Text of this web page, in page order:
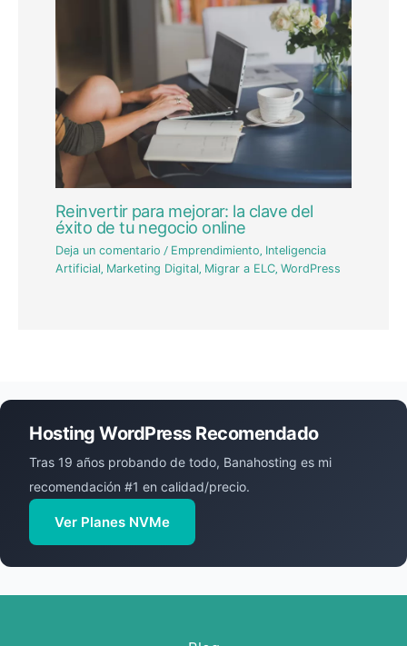
Reinvertir para mejorar: la clave del
éxito de tu negocio online
Deja un comentario / Emprendimiento Inteligencia
Artificial Marketing Digital Migrar a ELC ,WordPress
Hosting WordPress Recomendado
Tras 19 años probando de todo, Banahosting es mi
recomendación #1 en calidad/precio.
Ver Planes NVMe